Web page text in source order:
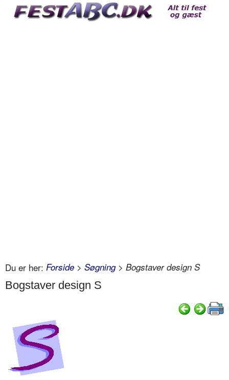
Du er her: Forside > Søgning> Bogstaver design S
Bogstaver design S